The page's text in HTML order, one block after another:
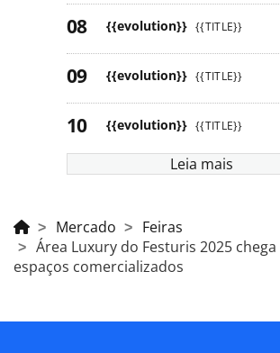
{{evolution}} {{TITLE}}
{{evolution}} {{TITLE}}
{{evolution}} {{TITLE}}
Leia mais
Mercado
Feiras
Área Luxury do Festuris 2025 chega
espaços comercializados